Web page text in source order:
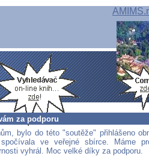
za podporu
bylo do této "soutěže" přihlášeno
ve veřejné sbírce. Máme
vyhrál. Moc velké díky za podporu.